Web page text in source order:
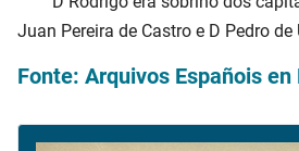
Juan Pereira de Castro e D Pedro
Fonte: Arquivos Españois